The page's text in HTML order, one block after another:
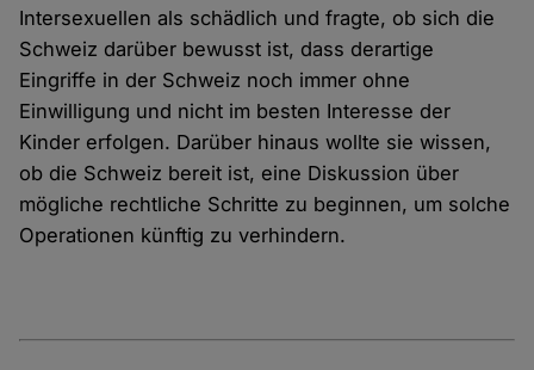
Intersexuellen als schädlich und fragte, ob sich die
Schweiz darüber bewusst ist, dass derartige
Eingriffe in der Schweiz noch immer ohne
Einwilligung und nicht im besten Interesse der
Kinder erfolgen. Darüber hinaus wollte sie wissen,
ob die Schweiz bereit ist, eine Diskussion über
mögliche rechtliche Schritte zu beginnen, um solche
Operationen künftig zu verhindern.